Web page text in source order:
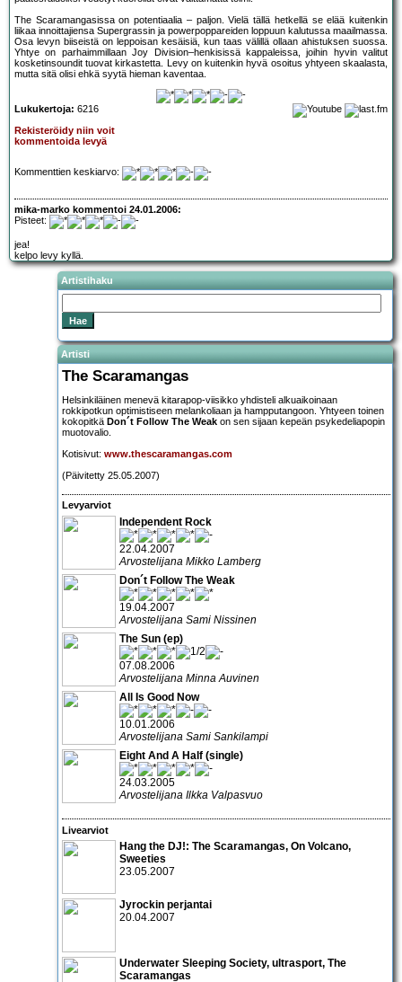
The Scaramangasissa on potentiaalia – paljon. Vielä tällä hetkellä se elää kuitenkin
liikaa innoittajiensa Supergrassin ja powerpoppareiden loppuun kalutussa maailmassa.
Osa levyn biiseistä on leppoisan kesäisiä, kun taas välillä ollaan ahistuksen suossa.
Yhtye on parhaimmillaan Joy Division–henkisissä kappaleissa, joihin hyvin valitut
kosketinsoundit tuovat kirkastetta. Levy on kuitenkin hyvä osoitus yhtyeen skaalasta,
mutta sitä olisi ehkä syytä hieman kaventaa.
Lukukertoja: 6216
Rekisteröidy niin voit
kommentoida levyä
Kommenttien keskiarvo:
mika-marko kommentoi 24.01.2006:
Pisteet:
jea!
kelpo levy kyllä.
Artistihaku
Artisti
The Scaramangas
Helsinkiläinen menevä kitarapop-viisikko yhdisteli alkuaikoinaan
rokkipotkun optimistiseen melankoliaan ja hampputangoon. Yhtyeen toinen
kokopitkä Don´t Follow The Weak on sen sijaan kepeän psykedeliapopin
muotovalio.
Kotisivut: www.thescaramangas.com
(Päivitetty 25.05.2007)
Levyarviot
Independent Rock
22.04.2007
Arvostelijana Mikko Lamberg
Don´t Follow The Weak
19.04.2007
Arvostelijana Sami Nissinen
The Sun (ep)
07.08.2006
Arvostelijana Minna Auvinen
All Is Good Now
10.01.2006
Arvostelijana Sami Sankilampi
Eight And A Half (single)
24.03.2005
Arvostelijana Ilkka Valpasvuo
Livearviot
Hang the DJ!: The Scaramangas, On Volcano,
Sweeties
23.05.2007
Jyrockin perjantai
20.04.2007
Underwater Sleeping Society, ultrasport, The
Scaramangas